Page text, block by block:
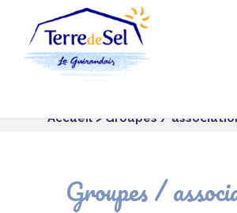
Accueil> Groupes /
Groupes /
Panneau de gestion des cookies